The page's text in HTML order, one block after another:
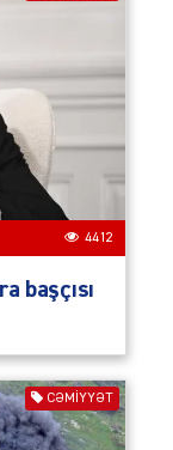
4412
başçısı
CƏMIYYƏT